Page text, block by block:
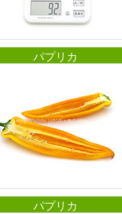
パプリカ
パプリカ